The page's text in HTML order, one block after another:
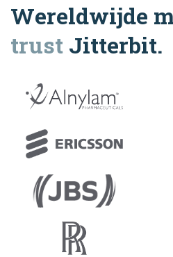
Wereldwijde
trust Jitterbit.